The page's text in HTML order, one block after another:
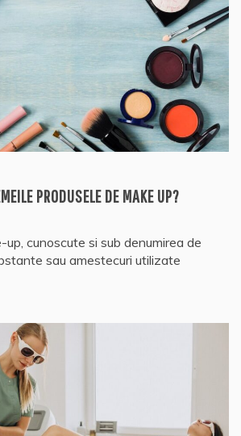
PRODUSELE DE MAKE UP?
up, cunoscute si sub denumirea de
sau amestecuri utilizate